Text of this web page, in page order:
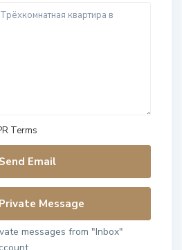
Terms
messages from "Inbox"